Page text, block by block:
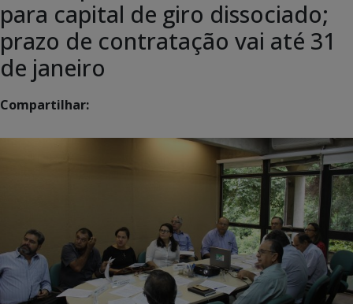
para capital de giro dissociado;
prazo de contratação vai até 31
de janeiro
Compartilhar: